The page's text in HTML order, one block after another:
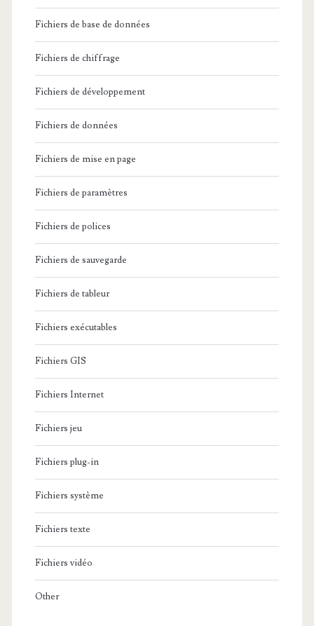
Fichiers de base de données
Fichiers de chiffrage
Fichiers de développement
Fichiers de données
Fichiers de mise en page
Fichiers de paramètres
Fichiers de polices
Fichiers de sauvegarde
Fichiers de tableur
Fichiers exécutables
Fichiers GIS
Fichiers Internet
Fichiers jeu
Fichiers plug-in
Fichiers système
Fichiers texte
Fichiers vidéo
Other